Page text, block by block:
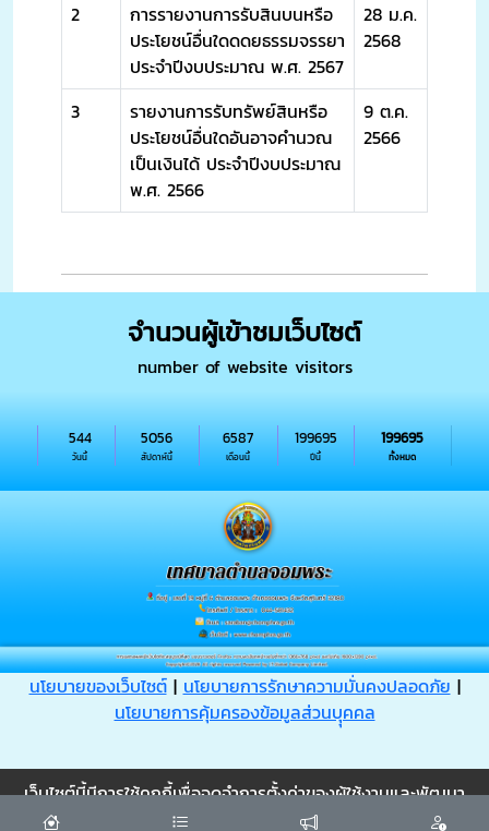
2
การรายงานการรับสินบนหรือ
ประโยชน์อื่นใดดดยธรรมจรรยา
ประจำปีงบประมาณ พ.ศ. 2567
28 ม.ค.
2568
3
รายงานการรับทรัพย์สินหรือ
ประโยชน์อื่นใดอันอาจคำนวณ
เป็นเงินได้ ประจำปีงบประมาณ
พ.ศ. 2566
9 ต.ค.
2566
จำนวนผู้เข้าชมเว็บไซต์
number of website visitors
วันนี้
544
สัปดาห์นี้
5056
เดือนนี้
6587
ปีนี้
199695
ทั้งหมด
199695
นโยบายของเว็บไซต์| นโยบายการรักษาความมั่นคงปลอดภัย |
นโยบายการคุ้มครองข้อมูลส่วนบุุคคล
Cookie
เว็บไซต์นี้มีการใช้คุกกี้เพื่อจดจำการตั้งค่าของผู้ใช้งานและพัฒนา
ประสบการณ์การใช้งานของคุณให้ดียิ่งขึ้น